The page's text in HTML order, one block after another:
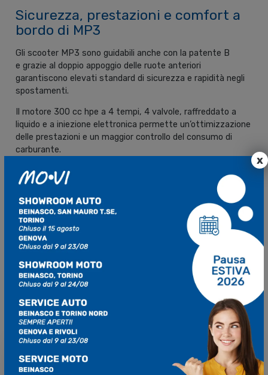
Sicurezza, prestazioni e comfort a
bordo di MP3
Gli scooter MP3 sono guidabili anche con la patente B
e grazie al doppio appoggio delle ruote anteriori
garantiscono elevati standard di sicurezza e rapidità negli
spostamenti.
Il motore 300 cc hpe a 4 tempi, 4 valvole, raffreddato a
liquido e a iniezione elettronica permette un’ottimizzazione
delle prestazioni e un maggior controllo del consumo di
carburante.
Perfetto equilibrio tra manubrio, sella e pedana, ideale
persino per i piloti più alti e per i viaggi più lunghi. Inoltre,
una sella più comoda e uno schienale completamente
ridisegnato offrono tutto il comfort dell’autentica
gamma MP3.
Mo.Vi è il tuo concessionario Piaggio
a Torino!
DaMo.Vi a Torino Gamma Piaggio MP3: ti
aspettiamo per mostrarti e farti provare
i modelli della
gamma. Prenota un appuntamento ora!
Hai bisogno di informazioni?
x